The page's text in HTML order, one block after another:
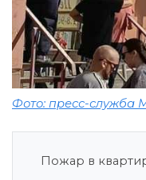
Фото: пресс-служба
Пожар в